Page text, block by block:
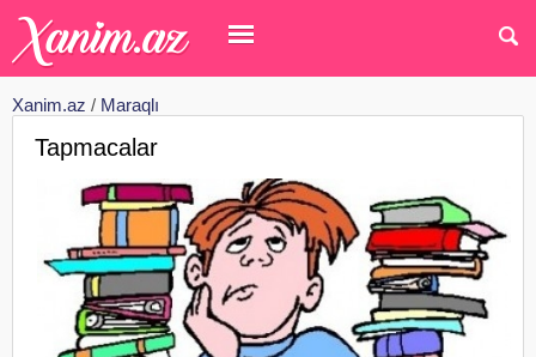
Xanim.az / Maraqlı
Tapmacalar